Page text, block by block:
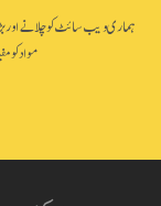
ہماری ویب سائٹ کو چلانے اور
مواد کو